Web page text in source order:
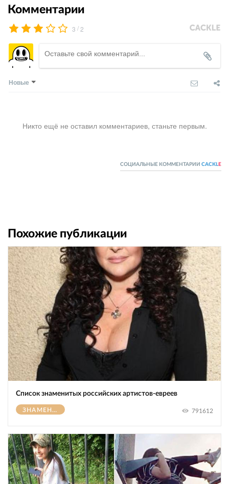
Комментарии
3 /2
Новые
Никто ещё не оставил комментариев, станьте первым.
СОЦИАЛЬНЫЕ КОММЕНТАРИИ CACKL E
Похожие публикации
Список знаменитых российских артистов-евреев
ЗНАМЕНИТОСТИ 791612